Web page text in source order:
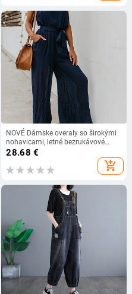
NOVÉ Dámske overaly so širokými
nohavicami, letné bezrukávové
overaly, dlhé nohavice, kancelárske
elegantné overaly, overal, nohavice
28.68 €
add_shopping_cart